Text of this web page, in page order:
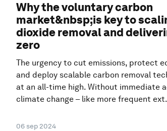
Why the voluntary carbon
market&nbsp;is key to
dioxide removal and
zero
The urgency to cut emissions, protect
and deploy scalable carbon removal
at an all-time high. Without immediate
climate change – like more frequent
06 sep 2024